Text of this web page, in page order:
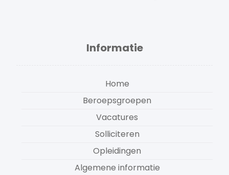
Informatie
Home
Beroepsgroepen
Vacatures
Solliciteren
Opleidingen
Algemene informatie